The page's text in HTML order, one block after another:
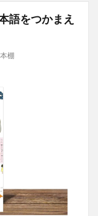
語をつかまえ
棚